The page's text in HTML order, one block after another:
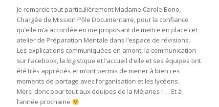
Je remercie tout particulièrement Madame Carole Bono,
Chargée de Mission Pôle Documentaire, pour la confiance
qu’elle m’a accordée en me proposant de mettre en place cet
atelier de Préparation Mentale dans l’espace de révisions.
Les explications communiquées en amont, la communication
sur Facebook, la logistique et l’accueil d’elle et ses équipes ont
été très appréciés et m’ont permis de mener à bien ces
moments de partage avec l’organisation et les lycéens.
Merci donc pour tout aux équipes de la Méjanes ! … Et à
l’année prochaine